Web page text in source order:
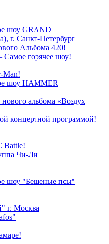
шоу GRAND
г. Санкт-Петербург
Альбома 420!
горячее шоу!
Man!
шоу HAMMER
альбома «Воздух
концертной программой!
Battle!
Чи-Ли
шоу "Бешеные псы"
г. Москва